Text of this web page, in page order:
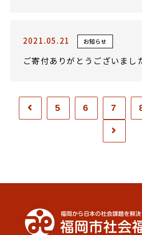
2021.05.21 お知らせ
ご寄付ありがとうございまし
5 6 7